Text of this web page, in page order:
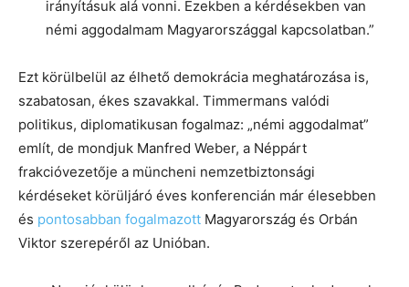
irányításuk alá vonni. Ezekben a kérdésekben van
némi aggodalmam Magyarországgal kapcsolatban.”
Ezt körülbelül az élhető demokrácia meghatározása is,
szabatosan, ékes szavakkal. Timmermans valódi
politikus, diplomatikusan fogalmaz: „némi aggodalmat”
említ, de mondjuk Manfred Weber, a Néppárt
frakcióvezetője a müncheni nemzetbiztonsági
kérdéseket körüljáró éves konferencián már élesebben
és pontosabban fogalmazott Magyarország és Orbán
Viktor szerepéről az Unióban.